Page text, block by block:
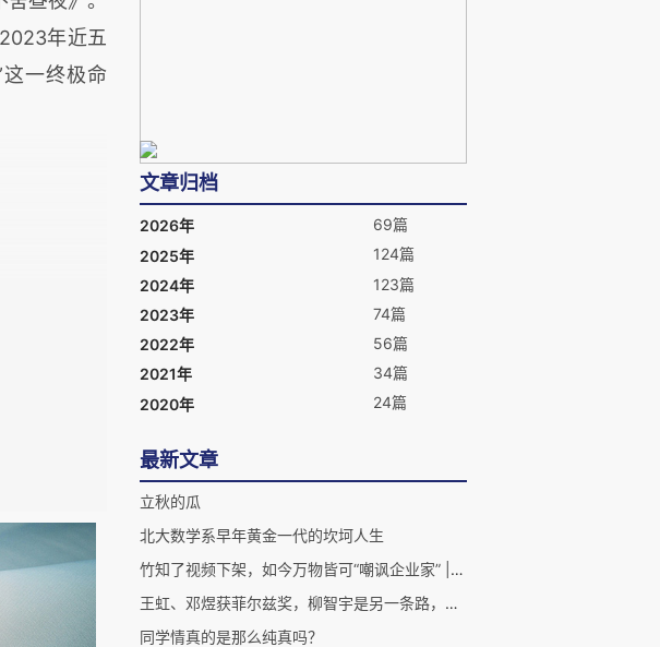
年近五
一终极命
乡村公路
一条碧绿
根根突兀
扭过头，
没有过滤
文章归档
2026年
69篇
2025年
124篇
2024年
123篇
2023年
74篇
2022年
56篇
2021年
34篇
2020年
24篇
最新文章
立秋的瓜
北大数学系早年黄金一代的坎坷人生
竹知了视频下架，如今万物皆可“嘲讽企业家” | 二湘空间
王虹、邓煜获菲尔兹奖，柳智宇是另一条路，三位数学天才的人生分岔
同学情真的是那么纯真吗？